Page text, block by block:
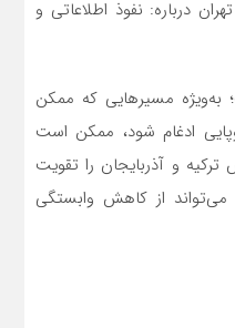
درباره: نفوذ اطلاعاتی و
به‌ویژه مسیرهایی که ممکن
ادغام شود، ممکن است
و آذربایجان را تقویت
می‌تواند از کاهش وابستگی